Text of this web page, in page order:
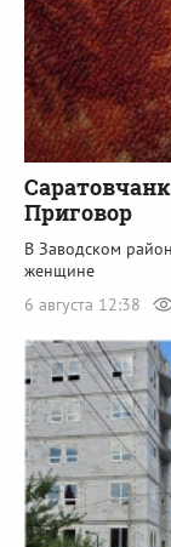
Приговор
В Заводском
женщине
6 августа 12:38